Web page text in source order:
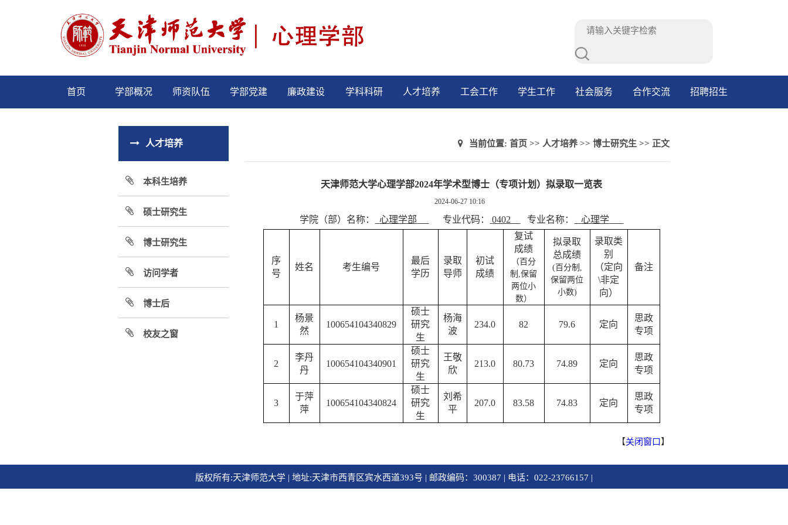
首页 学部概况 师资队伍 学部党建 廉政建设 学科科研 人才培养 工会工作 学生工作 社会服务 合作交流 招聘招生
人才培养
本科生培养
硕士研究生
博士研究生
访问学者
博士后
校友之窗
当前位置:首页 >> 人才培养 >>博士研究生 >> 正文
天津师范大学心理学部2024年学术型博士（专项计划）拟录取一览表
2024-06-27 10:16
学院（部）名称： 心理学部 专业代码： 0402 专业名称： 心理学
序
号
姓名 考生编号
最后
学历
录取
导师
初试
成绩
复试
成绩
（百分
制 ,保留
两位小
数）
拟录取
总成绩
(百分制,
保留两位
小数)
录取类
别
（定向
\非定
向）
备注
1
杨景
然
100654104340829
硕士
研究
生
杨海
波
234.0 82 79.6 定向
思政
专项
2
李丹
丹
100654104340901
硕士
研究
生
王敬
欣
213.0 80.73 74.89 定向
思政
专项
3
于萍
萍
100654104340824
硕士
研究
生
刘希
平
207.0 83.58 74.83 定向
思政
专项
【关闭窗口 】
版权所有:天津师范大学 | 地址:天津市西青区宾水西道393号 | 邮政编码：300387 | 电话：022-23766157 |